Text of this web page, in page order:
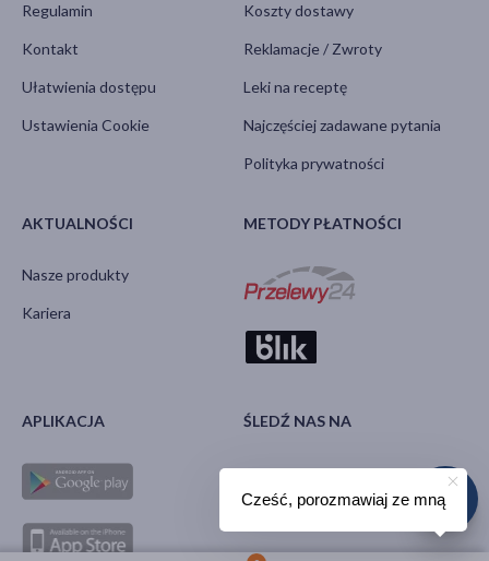
Regulamin
Kontakt
Ułatwienia dostępu
Ustawienia Cookie
Koszty dostawy
Reklamacje / Zwroty
Leki na receptę
Najczęściej zadawane pytania
Polityka prywatności
AKTUALNOŚCI
Nasze produkty
Kariera
METODY PŁATNOŚCI
APLIKACJA ŚLEDŹ NAS NA
Cześć, porozmawiaj ze mną